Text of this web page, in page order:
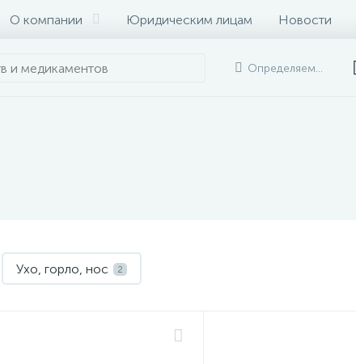
О компании Юридическим лицам Новости
Определяем...
Ухо, горло, нос 2